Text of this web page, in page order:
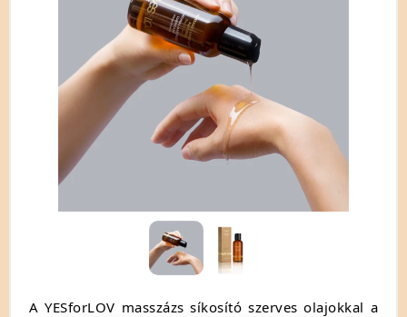
A YESforLOV masszázs síkosító szerves olajokkal a